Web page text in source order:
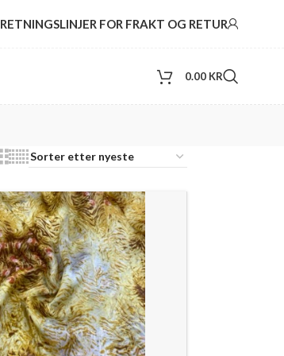
RETNINGSLINJER FOR FRAKT OG RETUR
0.00 KR